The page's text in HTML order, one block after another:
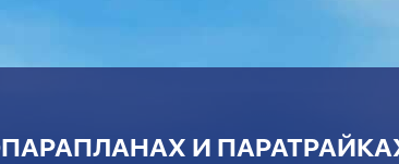
И